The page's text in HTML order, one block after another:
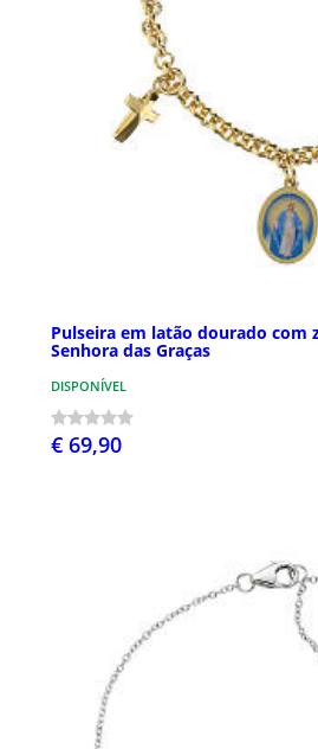
Pulseira em latão dourado com
Senhora das Graças
DISPONÍVEL
€ 69,90